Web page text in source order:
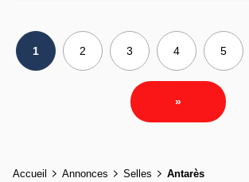
1 2 3 4 5
»
Accueil Annonces Selles Antarès